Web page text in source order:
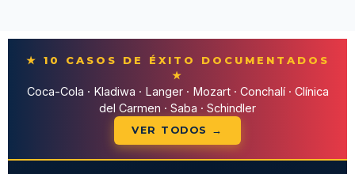
★ 10 CASOS DE ÉXITO DOCUMENTADOS
★
Coca-Cola · Kladiwa · Langer · Mozart · Conchalí · Clínica
del Carmen · Saba · Schindler
VER TODOS →